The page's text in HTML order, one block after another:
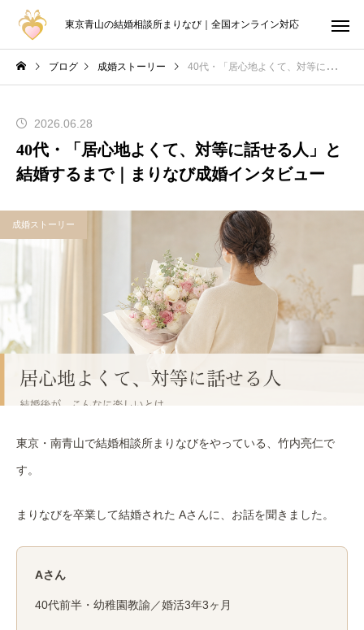
東京青山の結婚相談所まりなび｜全国オンライン対応
ブログ 成婚ストーリー 40代・「居心地よくて、対等に話せる人」と結婚するまで｜まりなび成婚インタビュー
2026.06.28
40代・「居心地よくて、対等に話せる人」と
結婚するまで｜まりなび成婚インタビュー
成婚ストーリー
東京・南青山で結婚相談所まりなびをやっている、竹内亮仁で
す。
まりなびを卒業して結婚された Aさんに、お話を聞きました。
Aさん
40代前半・幼稚園教諭／婚活3年3ヶ月